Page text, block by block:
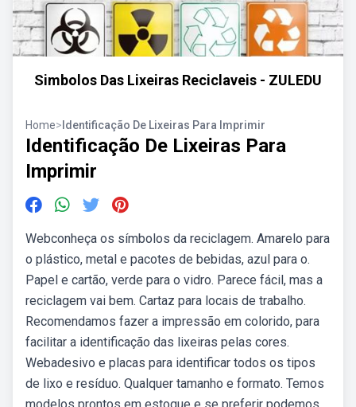
Simbolos Das Lixeiras Reciclaveis - ZULEDU
Home> Identificação De Lixeiras Para Imprimir
Identificação De Lixeiras Para
Imprimir
Webconheça os símbolos da reciclagem. Amarelo para
o plástico, metal e pacotes de bebidas, azul para o.
Papel e cartão, verde para o vidro. Parece fácil, mas a
reciclagem vai bem. Cartaz para locais de trabalho.
Recomendamos fazer a impressão em colorido, para
facilitar a identificação das lixeiras pelas cores.
Webadesivo e placas para identificar todos os tipos
de lixo e resíduo. Qualquer tamanho e formato. Temos